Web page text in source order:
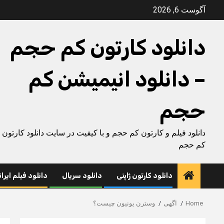
آگوست 6, 2026
دانلود کارتون کم حجم
– دانلود انیمیشن کم
حجم
دانلود فیلم و کارتون کم حجم و با کیفیت در سایت دانلود کارتون
کم حجم
دانلود کارتون ژاپنی دانلود سریال دانلود فیلم
Home اگهی وسترن یونیون چیست؟